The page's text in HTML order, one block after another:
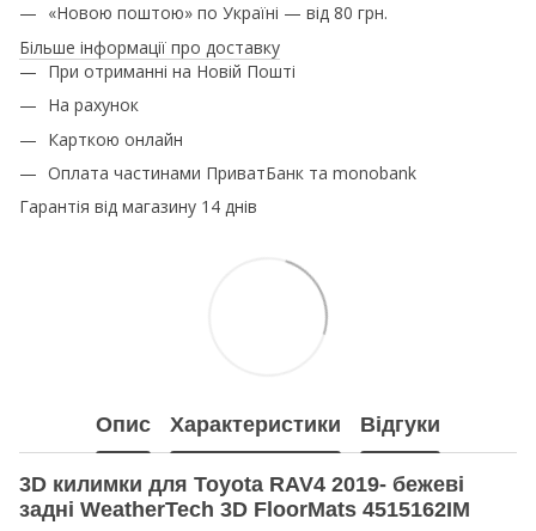
«Новою поштою» по Україні — від 80 грн.
Більше інформації про доставку
При отриманні на Новій Пошті
На рахунок
Карткою онлайн
Оплата частинами ПриватБанк та monobank
Гарантія від магазину 14 днів
Опис Характеристики Відгуки
3D килимки для Toyota RAV4 2019- бежеві
задні WeatherTech 3D FloorMats 4515162IM